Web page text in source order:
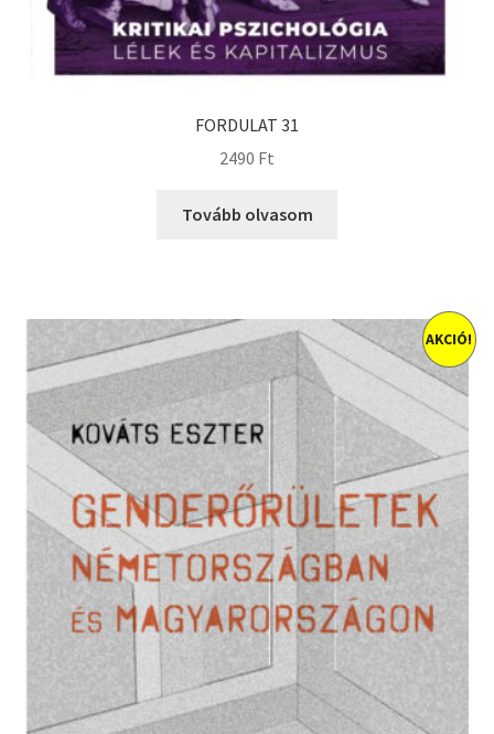
FORDULAT 31
2490 Ft
Tovább olvasom
AKCIÓ!